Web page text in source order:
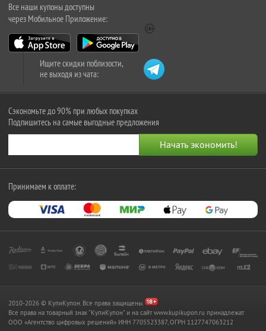
Все наши купоны доступны
через Мобильное Приложение:
Ищите скидки поблизости,
не выходя из чата:
Сэкономьте до 90% при любых покупках
Подпишитесь на самые выгодные предложения
Принимаем к оплате:
2010-2026 © КупиКупон. Все права защищены.
Все права на товарный знак "КупиКупон" и на сайт www.kupikupon.ru принадлежат
OOO «Агентство цифровых решений» ИНН 7705523387, ОГРН 1127747063212